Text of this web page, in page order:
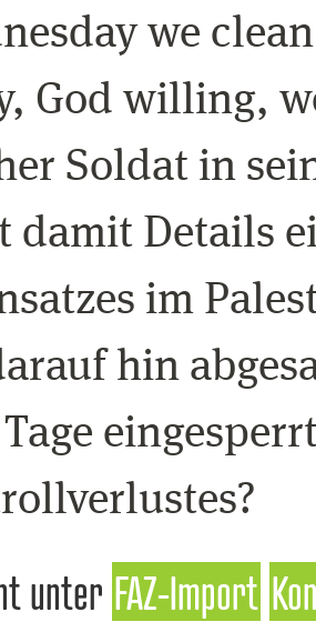
we
God willing,
Soldat in
damit Details
im
hin
unter FAZ-Import